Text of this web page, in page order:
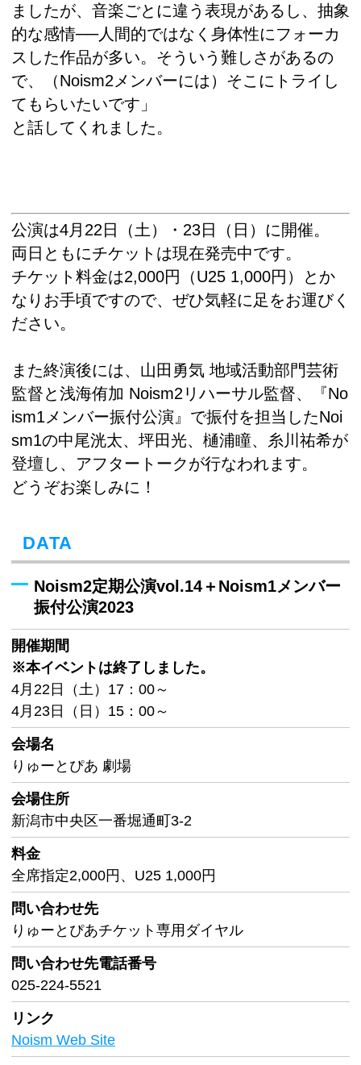
ましたが、音楽ごとに違う表現があるし、抽象
的な感情──人間的ではなく身体性にフォーカ
スした作品が多い。そういう難しさがあるの
で、（Noism2メンバーには）そこにトライし
てもらいたいです」
と話してくれました。
公演は4月22日（土）・23日（日）に開催。
両日ともにチケットは現在発売中です。
チケット料金は2,000円（U25 1,000円）とか
なりお手頃ですので、ぜひ気軽に足をお運びく
ださい。
また終演後には、山田勇気 地域活動部門芸術
監督と浅海侑加 Noism2リハーサル監督、『No
ism1メンバー振付公演』で振付を担当したNoi
sm1の中尾洸太、坪田光、樋浦瞳、糸川祐希が
登壇し、アフタートークが行なわれます。
どうぞお楽しみに！
DATA
Noism2定期公演vol.14＋Noism1メンバー
振付公演2023
開催期間
※本イベントは終了しました。
4月22日（土）17：00～
4月23日（日）15：00～
会場名
りゅーとぴあ 劇場
会場住所
新潟市中央区一番堀通町3-2
料金
全席指定2,000円、U25 1,000円
問い合わせ先
りゅーとぴあチケット専用ダイヤル
問い合わせ先電話番号
025-224-5521
リンク
Noism Web Site